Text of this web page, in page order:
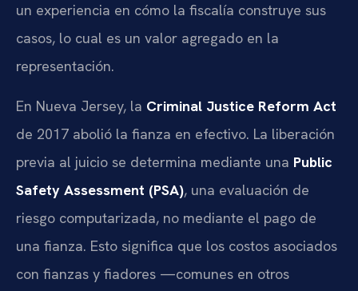
un experiencia en cómo la fiscalía construye sus
casos, lo cual es un valor agregado en la
representación.
En Nueva Jersey, la Criminal Justice Reform Act
de 2017 abolió la fianza en efectivo. La liberación
previa al juicio se determina mediante una Public
Safety Assessment (PSA), una evaluación de
riesgo computarizada, no mediante el pago de
una fianza. Esto significa que los costos asociados
con fianzas y fiadores —comunes en otros